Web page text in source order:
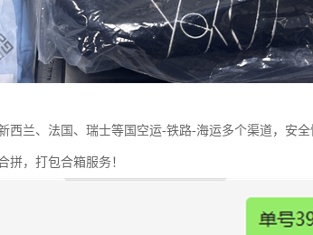
西兰、法国、瑞士等国空运-铁路-海运多个渠道，安全
拼，打包合箱服务！